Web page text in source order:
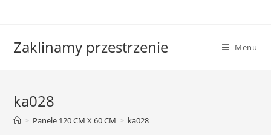
Zaklinamy przestrzenie Menu
ka028
> Panele 120 CM X 60 CM > ka028